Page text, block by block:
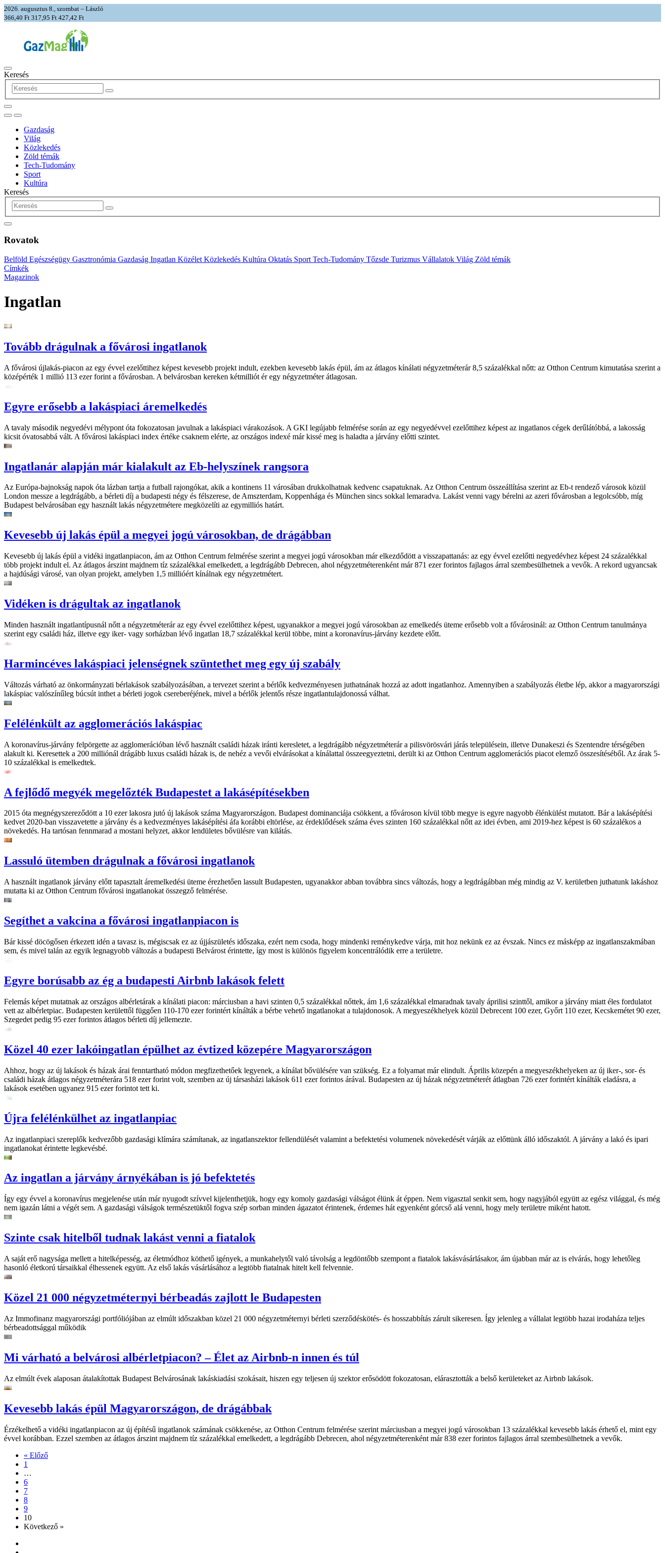
2026. augusztus 8., szombat – László
366,40 Ft 317,95 Ft 427,42 Ft
Keresés
Gazdaság
Világ
Közlekedés
Zöld témák
Tech-Tudomány
Sport
Kultúra
Keresés
Rovatok
Belföld Egészségügy Gasztronómia Gazdaság Ingatlan Közélet Közlekedés Kultúra Oktatás Sport Tech-Tudomány Tőzsde Turizmus Vállalatok Világ Zöld témák
Címkék
Magazinok
Ingatlan
Tovább drágulnak a fővárosi ingatlanok
A fővárosi újlakás-piacon az egy évvel ezelőttihez képest kevesebb projekt indult, ezekben kevesebb lakás épül, ám az átlagos kínálati négyzetméterár 8,5 százalékkal nőtt: az Otthon Centrum kimutatása szerint a
középérték 1 millió 113 ezer forint a fővárosban. A belvárosban kereken kétmilliót ér egy négyzetméter átlagosan.
Egyre erősebb a lakáspiaci áremelkedés
A tavaly második negyedévi mélypont óta fokozatosan javulnak a lakáspiaci várakozások. A GKI legújabb felmérése során az egy negyedévvel ezelőttihez képest az ingatlanos cégek derűlátóbbá, a lakosság
kicsit óvatosabbá vált. A fővárosi lakáspiaci index értéke csaknem elérte, az országos indexé már kissé meg is haladta a járvány előtti szintet.
Ingatlanár alapján már kialakult az Eb-helyszínek rangsora
Az Európa-bajnokság napok óta lázban tartja a futball rajongókat, akik a kontinens 11 városában drukkolhatnak kedvenc csapatuknak. Az Otthon Centrum összeállítása szerint az Eb-t rendező városok közül
London messze a legdrágább, a bérleti díj a budapesti négy és félszerese, de Amszterdam, Koppenhága és München sincs sokkal lemaradva. Lakást venni vagy bérelni az azeri fővárosban a legolcsóbb, míg
Budapest belvárosában egy használt lakás négyzetmétere megközelíti az egymilliós határt.
Kevesebb új lakás épül a megyei jogú városokban, de drágábban
Kevesebb új lakás épül a vidéki ingatlanpiacon, ám az Otthon Centrum felmérése szerint a megyei jogú városokban már elkezdődött a visszapattanás: az egy évvel ezelőtti negyedévhez képest 24 százalékkal
több projekt indult el. Az átlagos árszint majdnem tíz százalékkal emelkedett, a legdrágább Debrecen, ahol négyzetméterenként már 871 ezer forintos fajlagos árral szembesülhetnek a vevők. A rekord ugyancsak
a hajdúsági városé, van olyan projekt, amelyben 1,5 millióért kínálnak egy négyzetmétert.
Vidéken is drágultak az ingatlanok
Minden használt ingatlantípusnál nőtt a négyzetméterár az egy évvel ezelőttihez képest, ugyanakkor a megyei jogú városokban az emelkedés üteme erősebb volt a fővárosinál: az Otthon Centrum tanulmánya
szerint egy családi ház, illetve egy iker- vagy sorházban lévő ingatlan 18,7 százalékkal kerül többe, mint a koronavírus-járvány kezdete előtt.
Harmincéves lakáspiaci jelenségnek szüntethet meg egy új szabály
Változás várható az önkormányzati bérlakások szabályozásában, a tervezet szerint a bérlők kedvezményesen juthatnának hozzá az adott ingatlanhoz. Amennyiben a szabályozás életbe lép, akkor a magyarországi
lakáspiac valószínűleg búcsút inthet a bérleti jogok csereberéjének, mivel a bérlők jelentős része ingatlantulajdonossá válhat.
Felélénkült az agglomerációs lakáspiac
A koronavírus-járvány felpörgette az agglomerációban lévő használt családi házak iránti keresletet, a legdrágább négyzetméterár a pilisvörösvári járás településein, illetve Dunakeszi és Szentendre térségében
alakult ki. Keresettek a 200 milliónál drágább luxus családi házak is, de nehéz a vevői elvárásokat a kínálattal összeegyeztetni, derült ki az Otthon Centrum agglomerációs piacot elemző összesítéséből. Az árak 5-
10 százalékkal is emelkedtek.
A fejlődő megyék megelőzték Budapestet a lakásépítésekben
2015 óta megnégyszereződött a 10 ezer lakosra jutó új lakások száma Magyarországon. Budapest dominanciája csökkent, a fővároson kívül több megye is egyre nagyobb élénkülést mutatott. Bár a lakásépítési
kedvet 2020-ban visszavetette a járvány és a kedvezményes lakásépítési áfa korábbi eltörlése, az érdeklődések száma éves szinten 160 százalékkal nőtt az idei évben, ami 2019-hez képest is 60 százalékos a
növekedés. Ha tartósan fennmarad a mostani helyzet, akkor lendületes bővülésre van kilátás.
Lassuló ütemben drágulnak a fővárosi ingatlanok
A használt ingatlanok járvány előtt tapasztalt áremelkedési üteme érezhetően lassult Budapesten, ugyanakkor abban továbbra sincs változás, hogy a legdrágábban még mindig az V. kerületben juthatunk lakáshoz
mutatta ki az Otthon Centrum fővárosi ingatlanokat összegző felmérése.
Segíthet a vakcina a fővárosi ingatlanpiacon is
Bár kissé döcögősen érkezett idén a tavasz is, mégiscsak ez az újjászületés időszaka, ezért nem csoda, hogy mindenki reménykedve várja, mit hoz nekünk ez az évszak. Nincs ez másképp az ingatlanszakmában
sem, és mivel talán az egyik legnagyobb változás a budapesti Belvárost érintette, így most is különös figyelem koncentrálódik erre a területre.
Egyre borúsabb az ég a budapesti Airbnb lakások felett
Felemás képet mutatnak az országos albérletárak a kínálati piacon: márciusban a havi szinten 0,5 százalékkal nőttek, ám 1,6 százalékkal elmaradnak tavaly áprilisi szinttől, amikor a járvány miatt éles fordulatot
vett az albérletpiac. Budapesten kerülettől függően 110-170 ezer forintért kínálták a bérbe vehető ingatlanokat a tulajdonosok. A megyeszékhelyek közül Debrecent 100 ezer, Győrt 110 ezer, Kecskemétet 90 ezer,
Szegedet pedig 95 ezer forintos átlagos bérleti díj jellemezte.
Közel 40 ezer lakóingatlan épülhet az évtized közepére Magyarországon
Ahhoz, hogy az új lakások és házak árai fenntartható módon megfizethetőek legyenek, a kínálat bővülésére van szükség. Ez a folyamat már elindult. Április közepén a megyeszékhelyeken az új iker-, sor- és
családi házak átlagos négyzetméterára 518 ezer forint volt, szemben az új társasházi lakások 611 ezer forintos árával. Budapesten az új házak négyzetméterét átlagban 726 ezer forintért kínálták eladásra, a
lakások esetében ugyanez 915 ezer forintot tett ki.
Újra felélénkülhet az ingatlanpiac
Az ingatlanpiaci szereplők kedvezőbb gazdasági klímára számítanak, az ingatlanszektor fellendülését valamint a befektetési volumenek növekedését várják az előttünk álló időszaktól. A járvány a lakó és ipari
ingatlanokat érintette legkevésbé.
Az ingatlan a járvány árnyékában is jó befektetés
Így egy évvel a koronavírus megjelenése után már nyugodt szívvel kijelenthetjük, hogy egy komoly gazdasági válságot élünk át éppen. Nem vigasztal senkit sem, hogy nagyjából együtt az egész világgal, és még
nem igazán látni a végét sem. A gazdasági válságok természetüktől fogva szép sorban minden ágazatot érintenek, érdemes hát egyenként górcső alá venni, hogy mely területre miként hatott.
Szinte csak hitelből tudnak lakást venni a fiatalok
A saját erő nagysága mellett a hitelképesség, az életmódhoz köthető igények, a munkahelytől való távolság a legdöntőbb szempont a fiatalok lakásvásárlásakor, ám újabban már az is elvárás, hogy lehetőleg
hasonló életkorú társaikkal élhessenek együtt. Az első lakás vásárlásához a legtöbb fiatalnak hitelt kell felvennie.
Közel 21 000 négyzetméternyi bérbeadás zajlott le Budapesten
Az Immofinanz magyarországi portfóliójában az elmúlt időszakban közel 21 000 négyzetméternyi bérleti szerződéskötés- és hosszabbítás zárult sikeresen. Így jelenleg a vállalat legtöbb hazai irodaháza teljes
bérbeadottsággal működik
Mi várható a belvárosi albérletpiacon? – Élet az Airbnb-n innen és túl
Az elmúlt évek alaposan átalakítottak Budapest Belvárosának lakáskiadási szokásait, hiszen egy teljesen új szektor erősödött fokozatosan, elárasztották a belső kerületeket az Airbnb lakások.
Kevesebb lakás épül Magyarországon, de drágábbak
Érzékelhető a vidéki ingatlanpiacon az új építésű ingatlanok számának csökkenése, az Otthon Centrum felmérése szerint márciusban a megyei jogú városokban 13 százalékkal kevesebb lakás érhető el, mint egy
évvel korábban. Ezzel szemben az átlagos árszint majdnem tíz százalékkal emelkedett, a legdrágább Debrecen, ahol négyzetméterenként már 838 ezer forintos fajlagos árral szembesülhetnek a vevők.
« Előző
1
…
6
7
8
9
10
Következő »